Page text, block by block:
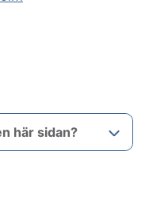
här sidan?